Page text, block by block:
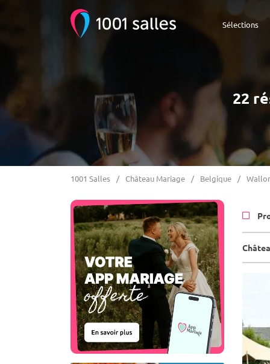
Sélections
22
1001 Salles Château Mariage Belgique